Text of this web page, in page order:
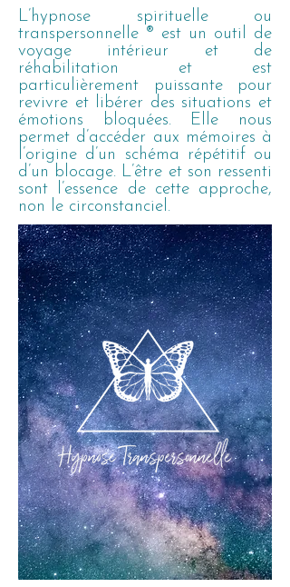
L’hypnose spirituelle ou
transpersonnelle ® est un outil de
voyage intérieur et de
réhabilitation et est
particulièrement puissante pour
revivre et libérer des situations et
émotions bloquées. Elle nous
permet d’accéder aux mémoires à
l’origine d’un schéma répétitif ou
d’un blocage. L’être et son ressenti
sont l’essence de cette approche,
non le circonstanciel.